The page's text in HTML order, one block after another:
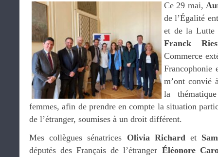
Ce 29 mai,
de l’Égalité
et de la Lutte
Franck
Commerce
Francophonie
m’ont convié
la
femmes, afin de prendre en compte la situation
de l’étranger, soumises à un droit différent.
Mes collègues sénatrices Olivia Richardet
députés des Français de l’étranger Éléonore